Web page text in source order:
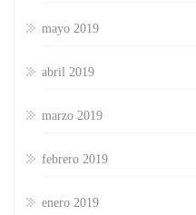
mayo 2019
abril 2019
marzo 2019
febrero 2019
enero 2019